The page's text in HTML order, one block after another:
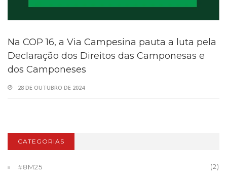
Na COP 16, a Via Campesina pauta a luta pela
Declaração dos Direitos das Camponesas e
dos Camponeses
28 DE OUTUBRO DE 2024
CATEGORIAS
#8M25 (2)